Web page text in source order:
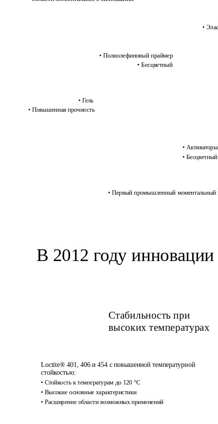
В 2012 году
Loctite® 401, 406 и 454 с повышенной температурной
стойкостью:
• Стойкость к температурам до 120 °C
• Высокие основные характеристики
• Расширение области возможных применений
Стабильность при
высоких температурах
• Полиолефиновый праймер
• Бесцветный
•
• Гель
• Повышенная прочность
• Первый промышленный моментальный
•
•